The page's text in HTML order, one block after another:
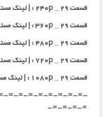
قسمت ۲۹ _ ۲۴۰p : | لینک مستقیم |دوبله فارسی
قسمت ۲۹ _ ۳۶۰p : | لینک مستقیم |دوبله فارسی
قسمت ۲۹ _ ۴۸۰p : | لینک مستقیم |دوبله فارسی
قسمت ۲۹ _ ۷۲۰p : | لینک مستقیم |دوبله فارسی
قسمت ۲۹ _ ۱۰۸۰p : | لینک مستقیم | دوبله فارسی
=-=-=-=-=-=-=-=-
=-=-=-=-